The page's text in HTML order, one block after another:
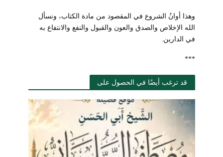
وهذا أوانُ الشروع في المقصود من مادة الكتاب، ونسأل
الله الإخلاص والصدق والعون والقبول والنفع والانتفاع به
في الدارين.
***
قد ترغب أيضًا في الحصول على